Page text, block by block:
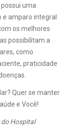
uma
amparo integral
os melhores
possibilitam a
como
praticidade
Quer se manter
e Você!
Hospital